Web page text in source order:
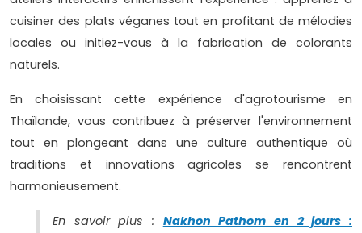
cuisiner des plats véganes tout en profitant de mélodies
locales ou initiez-vous à la fabrication de colorants
naturels.
En choisissant cette expérience d'agrotourisme en
Thaïlande, vous contribuez à préserver l'environnement
tout en plongeant dans une culture authentique où
traditions et innovations agricoles se rencontrent
harmonieusement.
En savoir plus : Nakhon Pathom en 2 jours :